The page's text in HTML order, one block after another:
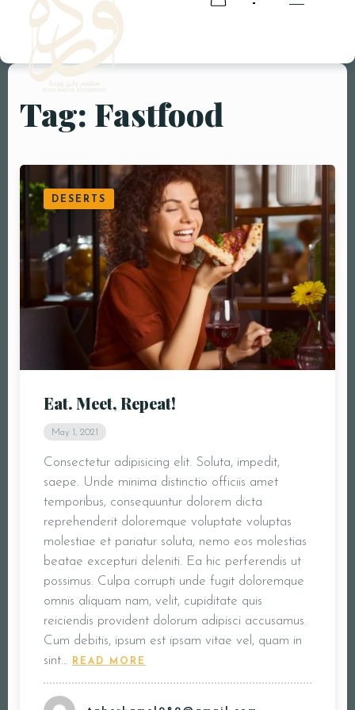
RESERVATION
Tag: Fastfood
DESERTS
Eat. Meet, Repeat!
May 1, 2021
Consectetur adipisicing elit. Soluta, impedit,
saepe. Unde minima distinctio officiis amet
temporibus, consequuntur dolorem dicta
reprehenderit doloremque voluptate voluptas
molestiae et pariatur soluta, nemo eos molestias
beatae excepturi deleniti. Ea hic perferendis ut
possimus. Culpa corrupti unde fugit doloremque
omnis aliquam nam, velit, cupiditate quis
reiciendis provident dolorum adipisci accusamus.
Cum debitis, ipsum est ipsam vitae vel, quam in
sint…
READ MORE